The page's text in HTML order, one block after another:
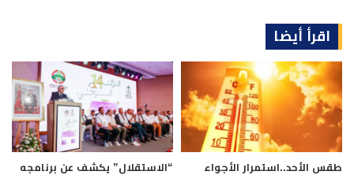
اقرأ أيضا
طقس الأحد..استمرار الأجواء
“الاستقلال” يكشف عن برنامجه